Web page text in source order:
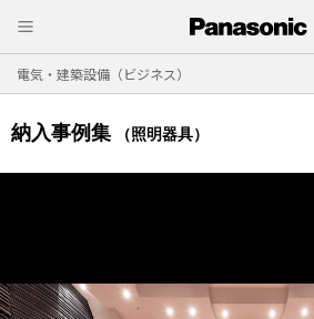
電気・建築設備（ビジネス）
納入事例集 （照明器具）